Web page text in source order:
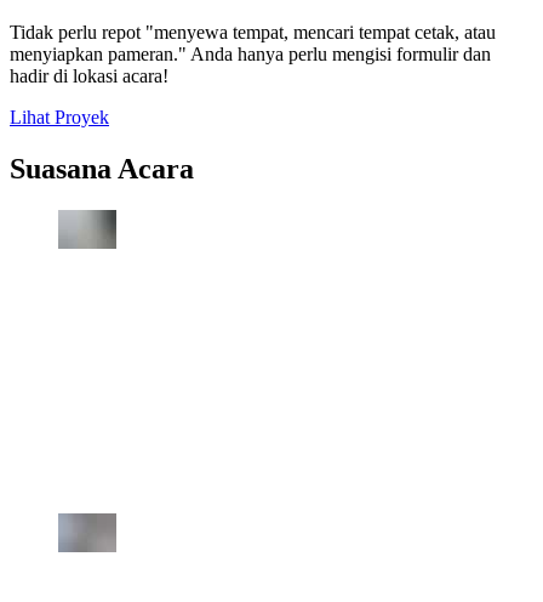
Tidak perlu repot "menyewa tempat, mencari tempat cetak, atau
menyiapkan pameran." Anda hanya perlu mengisi formulir dan
hadir di lokasi acara!
Lihat Proyek
Suasana Acara